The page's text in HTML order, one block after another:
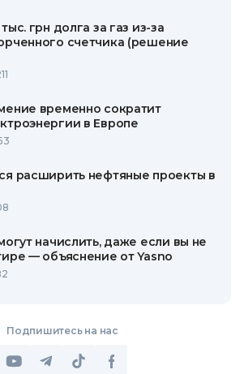
грн долга за газ из-за
счетчика (решение
временно сократит
в Европе
расширить нефтяные проекты в
начислить, даже если вы не
— объяснение от Yasno
Подпишитесь на нас